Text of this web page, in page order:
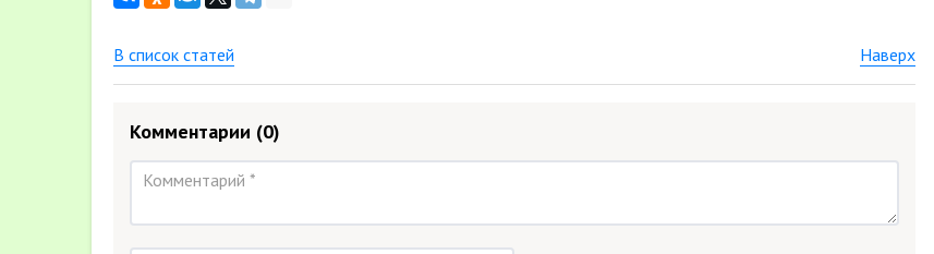
В список статей Наверх
Комментарии (0)